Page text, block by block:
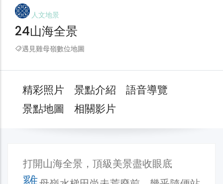
人文地景
24山海全景
遇見雞母嶺數位地圖
精彩照片 景點介紹
語音導覽
景點地圖
相關影片
打開山海全景，頂級美景盡收眼底